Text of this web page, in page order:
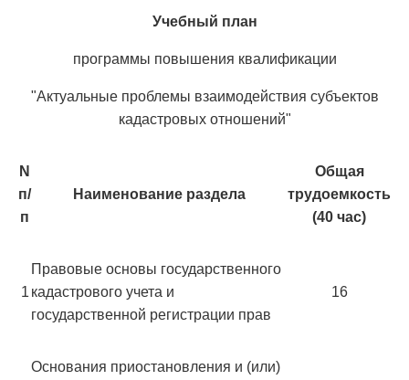
Учебный план
программы повышения квалификации
"Актуальные проблемы взаимодействия субъектов
кадастровых отношений"
N
п/
п
Наименование раздела
Общая
трудоемкость
(40 час)
1
Правовые основы государственного
кадастрового учета и
государственной регистрации прав
16
Основания приостановления и (или)